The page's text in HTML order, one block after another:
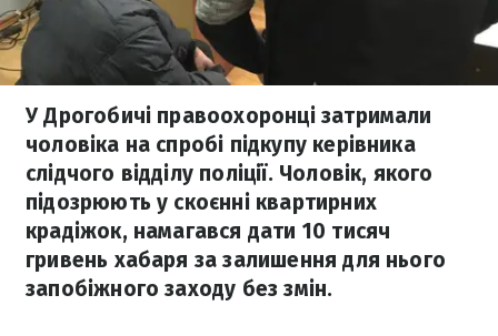
У Дрогобичі правоохоронці затримали
чоловіка на спробі підкупу керівника
слідчого відділу поліції. Чоловік, якого
підозрюють у скоєнні квартирних
крадіжок, намагався дати 10 тисяч
гривень хабаря за залишення для нього
запобіжного заходу без змін.